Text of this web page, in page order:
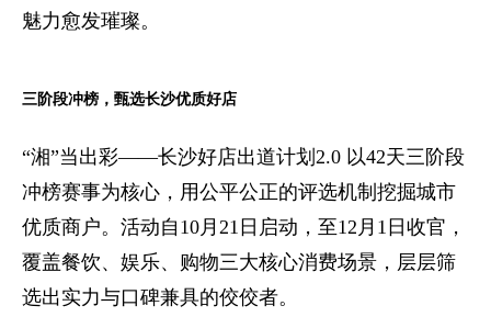
魅力愈发璀璨。
三阶段冲榜，甄选长沙优质好店
“湘”当出彩——长沙好店出道计划2.0 以42天三阶段
冲榜赛事为核心，用公平公正的评选机制挖掘城市
优质商户。活动自10月21日启动，至12月1日收官，
覆盖餐饮、娱乐、购物三大核心消费场景，层层筛
选出实力与口碑兼具的佼佼者。